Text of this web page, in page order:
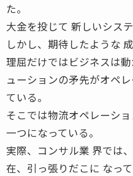
た。
大金を投じて 新しいシス
しかし、期待したような
理屈だけではビジネスは動
ューションの矛先がオペ
ている。
そこでは物流オペレーシ
一つになっている。
実際、コンサル業 界では
在、引っ張りだこに なって